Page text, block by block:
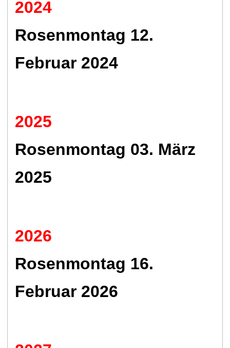
2024
Rosenmontag 12.
Februar 2024
2025
Rosenmontag 03. März
2025
2026
Rosenmontag 16.
Februar 2026